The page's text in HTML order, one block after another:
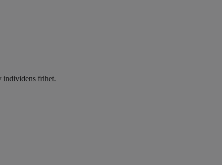
individens frihet.